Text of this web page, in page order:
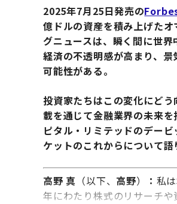
2025年7月25日発売の
億ドルの資産を積み上げた
グニュースは、瞬く間に世
経済の不透明感が高まり、
可能性がある。
投資家たちはこの変化にど
載を通じて金融業界の未来
ピタル・リミテッドのデー
ケットのこれからについて
高野 真 （以下、 高野） ： 私
年にわたり株式のリサーチ